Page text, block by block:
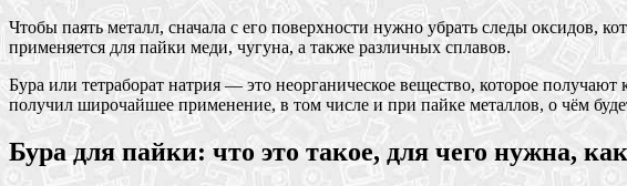
Чтобы паять металл, сначала с его поверхности нужно убрать следы
применяется для пайки меди, чугуна, а также различных сплавов.
Бура или тетраборат натрия — это неорганическое вещество, которое
получил широчайшее применение, в том числе и при пайке металлов, о чём
Бура для пайки: что это такое, для чего нужна,